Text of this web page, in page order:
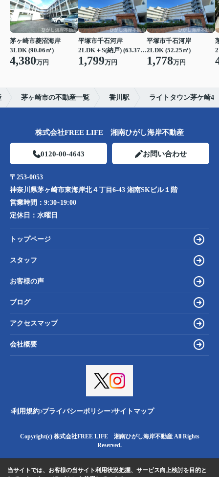
茅ヶ崎市菱沼海岸
3LDK (90.06㎡)
4,380万円
平塚市千石河岸
2LDK＋S(納戸) (63.37㎡)
1,799万円
平塚市千石河岸
2LDK (52.25㎡)
1,778万円
茅ヶ崎市の不動産一覧 香川駅 ライトタウン茅ケ崎4
株式会社FREE LIFE 湘南ひがし海岸不動産
0120-00-4643 お問い合わせ
〒253-0053
神奈川県茅ヶ崎市東海岸北４丁目6-43 湘南SKビル１階
営業時間： 9:30~19:00
定休日： 水曜日
トップページ
スタッフ
お客様の声
ブログ
アクセスマップ
会社概要
利用規約 プライバシーポリシー サイトマップ
Copyright(c) 株式会社FREE LIFE 湘南ひがし海岸不動産 All Rights
Reserved.
当サイトでは、お客様の当サイト利用状況把握、サービス向上検討を目的と